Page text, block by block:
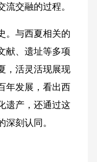
交融的过程。
与西夏相关的
献、遗址等多项
，活灵活现展现
年发展，看出西
遗产，还通过这
深刻认同。